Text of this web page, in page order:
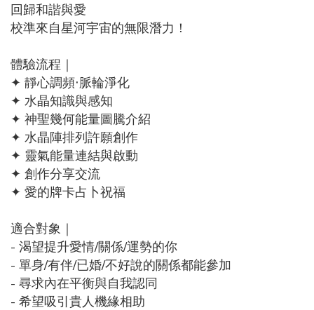
回歸和諧與愛
校準來自星河宇宙的無限潛力！
體驗流程｜
✦ 靜心調頻‧脈輪淨化
✦ 水晶知識與感知
✦ 神聖幾何能量圖騰介紹
✦ 水晶陣排列許願創作
✦ 靈氣能量連結與啟動
✦ 創作分享交流
✦ 愛的牌卡占卜祝福
適合對象｜
- 渴望提升愛情/關係/運勢的你
- 單身/有伴/已婚/不好說的關係都能參加
- 尋求內在平衡與自我認同
- 希望吸引貴人機緣相助